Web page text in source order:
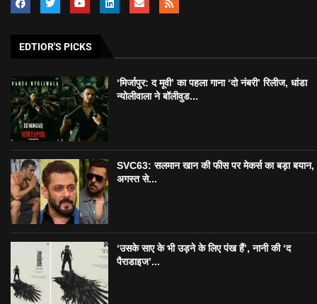
EDTIOR'S PICKS
‘मिर्जापुर: द मूवी’ का पहला गाना ‘दो नंबरी’ रिलीज, धांडा
न्योलीवाला ने बॉलीवुड...
SVC63: सलमान खान की फीस पर मेकर्स का बड़ा बयान,
अगस्त से...
‘उसके साए के भी उड़ने के लिए पंख हैं’, नानी की ‘द
पैराडाइज’...